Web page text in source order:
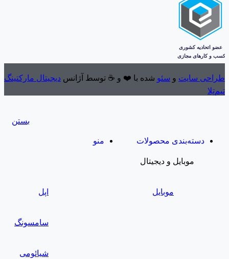
طراحی سایت و سئو شده با ❤️ و ☕ توسط آژانس دیجیتال مارکتینگ
تیم‌تِلا
بستن
دسته‌بندی محصولات منو
موبایل و دیجیتال
موبایل اپل
سامسونگ
شیائومی